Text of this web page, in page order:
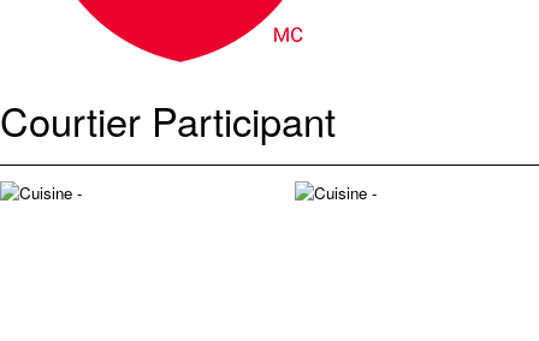
Courtier Participant